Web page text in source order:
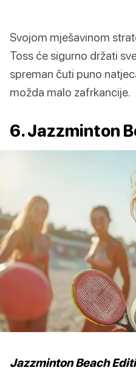
Svojom mješavinom
Toss će sigurno držati
spreman čuti puno
možda malo zafrkancije.
6. Jazzminton
Jazzminton Beach